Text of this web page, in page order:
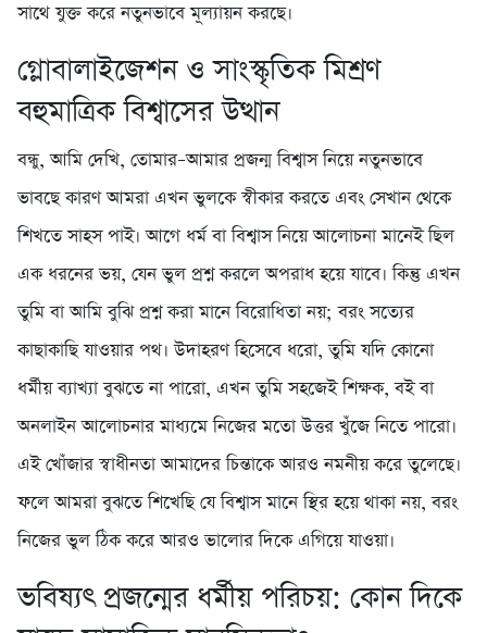
সাথে যুক্ত করে নতুনভাবে মূল্যায়ন করছে।
গ্লোবালাইজেশন ও সাংস্কৃতিক মিশ্রণ
বহুমাত্রিক বিশ্বাসের উত্থান
বন্ধু, আমি দেখি, তোমার–আমার প্রজন্ম বিশ্বাস নিয়ে নতুনভাবে
ভাবছে কারণ আমরা এখন ভুলকে স্বীকার করতে এবং সেখান থেকে
শিখতে সাহস পাই। আগে ধর্ম বা বিশ্বাস নিয়ে আলোচনা মানেই ছিল
এক ধরনের ভয়, যেন ভুল প্রশ্ন করলে অপরাধ হয়ে যাবে। কিন্তু এখন
তুমি বা আমি বুঝি প্রশ্ন করা মানে বিরোধিতা নয়; বরং সত্যের
কাছাকাছি যাওয়ার পথ। উদাহরণ হিসেবে ধরো, তুমি যদি কোনো
ধর্মীয় ব্যাখ্যা বুঝতে না পারো, এখন তুমি সহজেই শিক্ষক, বই বা
অনলাইন আলোচনার মাধ্যমে নিজের মতো উত্তর খুঁজে নিতে পারো।
এই খোঁজার স্বাধীনতা আমাদের চিন্তাকে আরও নমনীয় করে তুলেছে।
ফলে আমরা বুঝতে শিখেছি যে বিশ্বাস মানে স্থির হয়ে থাকা নয়, বরং
নিজের ভুল ঠিক করে আরও ভালোর দিকে এগিয়ে যাওয়া।
ভবিষ্যৎ প্রজন্মের ধর্মীয় পরিচয়: কোন দিকে